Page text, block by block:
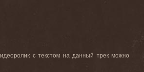
с текстом на данный трек можно